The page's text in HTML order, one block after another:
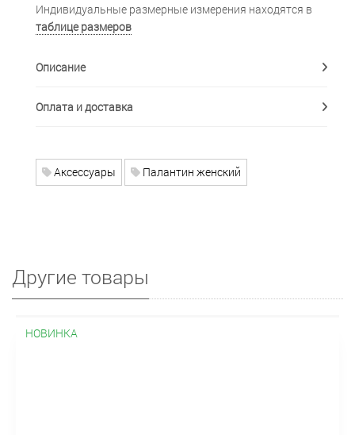
Индивидуальные размерные измерения находятся в
таблице размеров
Описание
Оплата и доставка
Аксессуары Палантин женский
Другие товары
НОВИНКА